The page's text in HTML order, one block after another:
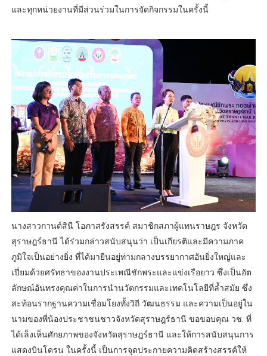
และทุกหน่วยงานที่มีส่วนร่วมในการจัดกิจกรรมในครั้งนี้
นางสาวกานต์สินี โอภาสรังสรรค์ สมาชิกสภาผู้แทนราษฎร จังหวัด
สุราษฎร์ธานี ได้ร่วมกล่าวสนับสนุนว่า เป็นเกียรติและมีความภาค
ภูมิใจเป็นอย่างยิ่ง ที่ได้มายืนอยู่ท่ามกลางบรรยากาศอันยิ่งใหญ่และ
เปี่ยมด้วยศรัทธาของงานประเพณีชักพระและแข่งเรือยาว ซึ่งเป็นอัต
ลักษณ์อันทรงคุณค่าในการนำนวัตกรรมและเทคโนโลยีที่ล้ำสมัย ซึ่ง
สะท้อนรากฐานความเชื่อมโยงทั้งวิถี วัฒนธรรม และความเป็นอยู่ใน
นามของพี่น้องประชาชนชาวจังหวัดสุราษฎร์ธานี ขอขอบคุณ วช. ที่
ได้เล็งเห็นศักยภาพของจังหวัดสุราษฎร์ธานี และให้การสนับสนุนการ
แสดงบินโดรน ในครั้งนี้ เป็นการจุดประกายความคิดสร้างสรรค์ให้